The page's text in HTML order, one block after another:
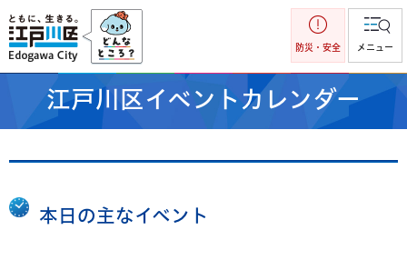
江戸川区
防災・安全 メニュー
江戸川区イベントカレンダー
本日の主なイベント